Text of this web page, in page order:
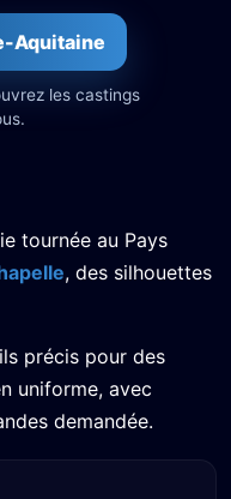
Aquitaine
les castings
tournée au Pays
, des silhouettes
précis pour des
uniforme, avec
demandée.